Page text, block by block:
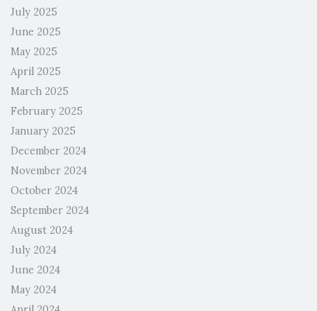
July 2025
June 2025
May 2025
April 2025
March 2025
February 2025
January 2025
December 2024
November 2024
October 2024
September 2024
August 2024
July 2024
June 2024
May 2024